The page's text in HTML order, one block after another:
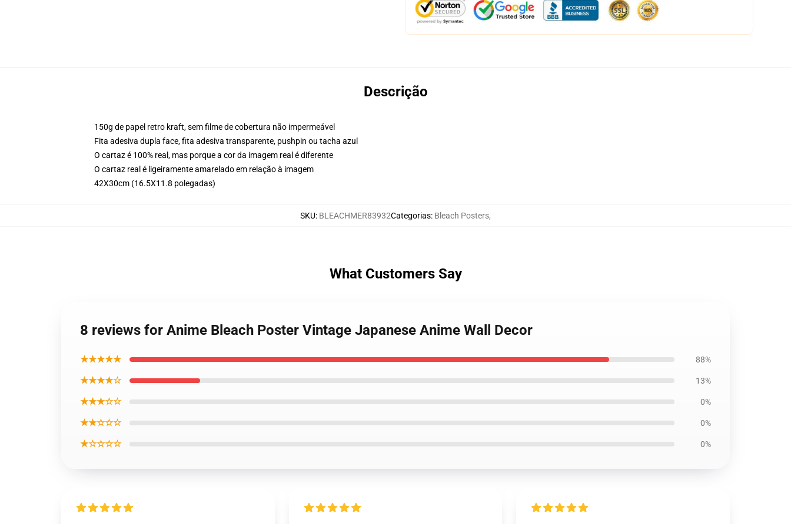
Descrição
150g de papel retro kraft, sem filme de cobertura não impermeável
Fita adesiva dupla face, fita adesiva transparente, pushpin ou tacha azul
O cartaz é 100% real, mas porque a cor da imagem real é diferente
O cartaz real é ligeiramente amarelado em relação à imagem
42X30cm (16.5X11.8 polegadas)
SKU: BLEACHMER83932Categorias: Bleach Posters,
What Customers Say
8 reviews for Anime Bleach Poster Vintage Japanese Anime Wall Decor
★★★★★ 88%
★★★★☆ 13%
★★★☆☆ 0%
★★☆☆☆ 0%
★☆☆☆☆ 0%